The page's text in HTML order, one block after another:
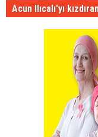
Acun Ilıcalı'yı